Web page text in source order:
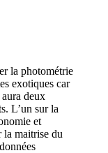
la photométrie
exotiques car
deux
L’un sur la
et
la maitrise du